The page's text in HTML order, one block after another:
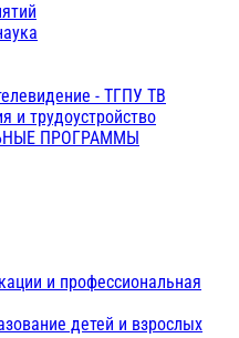
- ТГПУ ТВ
и трудоустройство
ПРОГРАММЫ
и профессиональная
детей и взрослых